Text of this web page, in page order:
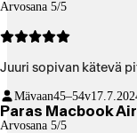
Arvosana 5/5
Juuri sopivan kätevä
Mävaan45–54v
Paras Macbook
Arvosana 5/5